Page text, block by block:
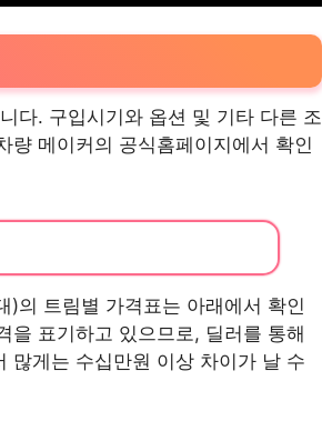
다. 구입시기와 옵션 및 기타 다른 조
량 메이커의 공식홈페이지에서 확인
의 트림별 가격표는 아래에서 확인
을 표기하고 있으므로, 딜러를 통해
많게는 수십만원 이상 차이가 날 수